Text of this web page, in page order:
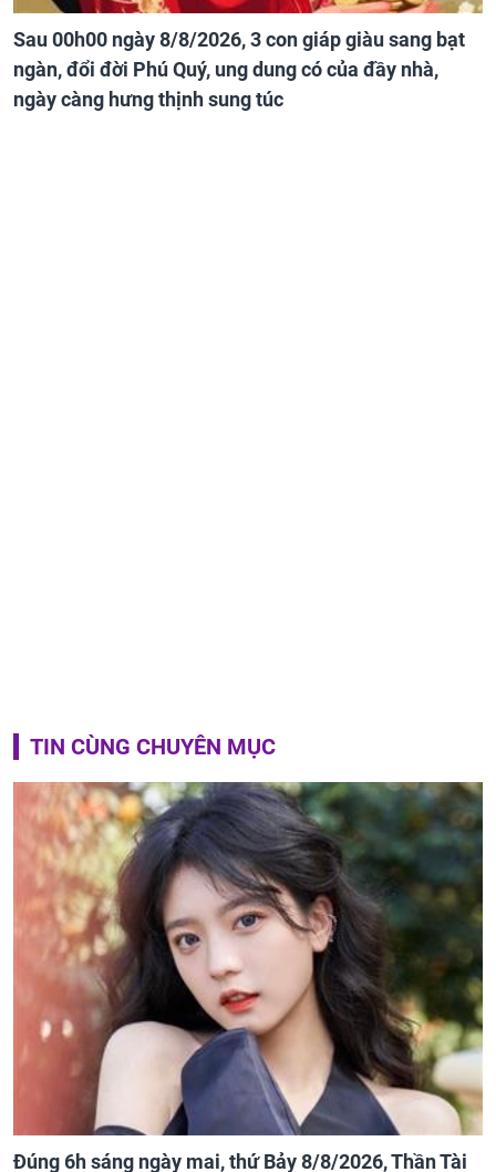
Sau 00h00 ngày 8/8/2026, 3 con giáp giàu sang bạt
ngàn, đổi đời Phú Quý, ung dung có của đầy nhà,
ngày càng hưng thịnh sung túc
TIN CÙNG CHUYÊN MỤC
Đúng 6h sáng ngày mai, thứ Bảy 8/8/2026, Thần Tài